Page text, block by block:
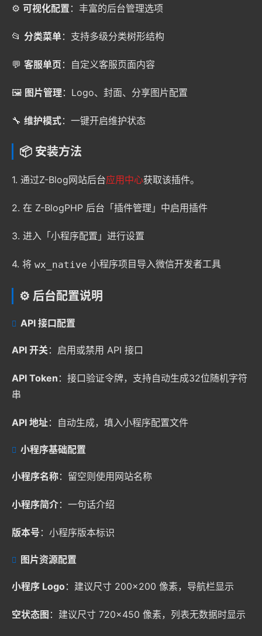
⚙️ 可视化配置 ：丰富的后台管理选项
📂 分类菜单：支持多级分类树形结构
💬 客服单页 ：自定义客服页面内容
🖼️ 图片管理 ：Logo、封面、分享图片配置
🔧 维护模式：一键开启维护状态
📦 安装方法
1. 通过Z-Blog网站后台应用中心获取该插件。
2. 在 Z-BlogPHP 后台「插件管理」中启用插件
3. 进入「小程序配置」进行设置
4. 将 wx_native 小程序项目导入微信开发者工具
⚙️ 后台配置说明
API 接口配置
API 开关 ：启用或禁用 API 接口
API Token ：接口验证令牌，支持自动生成32位随机字符
串
API 地址：自动生成，填入小程序配置文件
小程序基础配置
小程序名称：留空则使用网站名称
小程序简介：一句话介绍
版本号 ：小程序版本标识
图片资源配置
小程序 Logo：建议尺寸 200×200 像素，导航栏显示
空状态图 ：建议尺寸 720×450 像素，列表无数据时显示